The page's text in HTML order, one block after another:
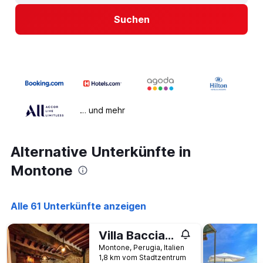
Suchen
… und mehr
Alternative Unterkünfte in
Montone
Alle 61 Unterkünfte anzeigen
Villa Bacciana
Montone, Perugia, Italien
1,8 km vom Stadtzentrum